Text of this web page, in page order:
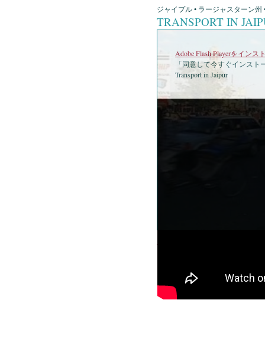
ジャイプル • ラージャスターン州
TRANSPORT IN
Adobe Flash Playerをインス
「同意して今すぐインス
Transport in Jaipur
©